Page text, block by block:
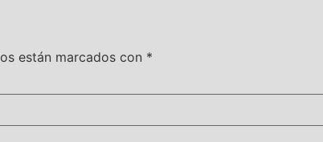
están marcados con *